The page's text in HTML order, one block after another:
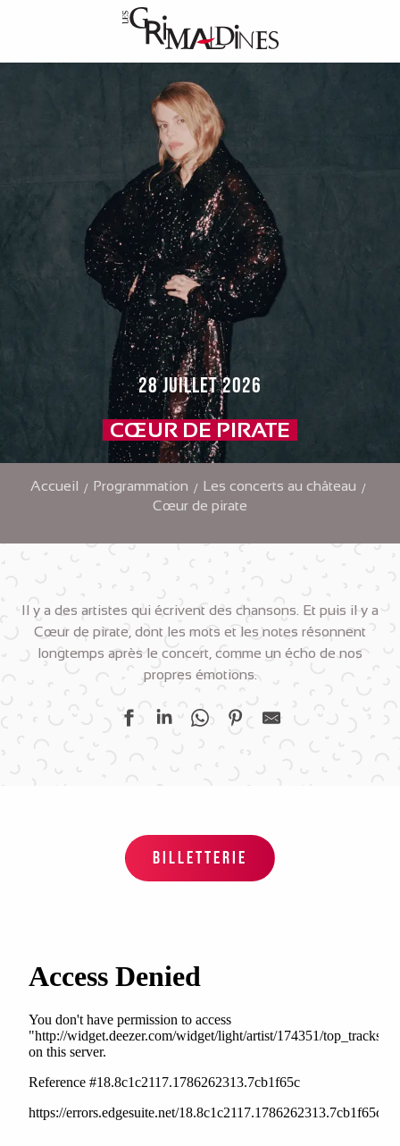
28 JUILLET 2026
CŒUR DE PIRATE
Accueil Programmation
Les concerts au château
Cœur de pirate
Il y a des artistes qui écrivent des chansons. Et puis il y a
Cœur de pirate, dont les mots et les notes résonnent
longtemps après le concert, comme un écho de nos
propres émotions.
BILLETTERIE